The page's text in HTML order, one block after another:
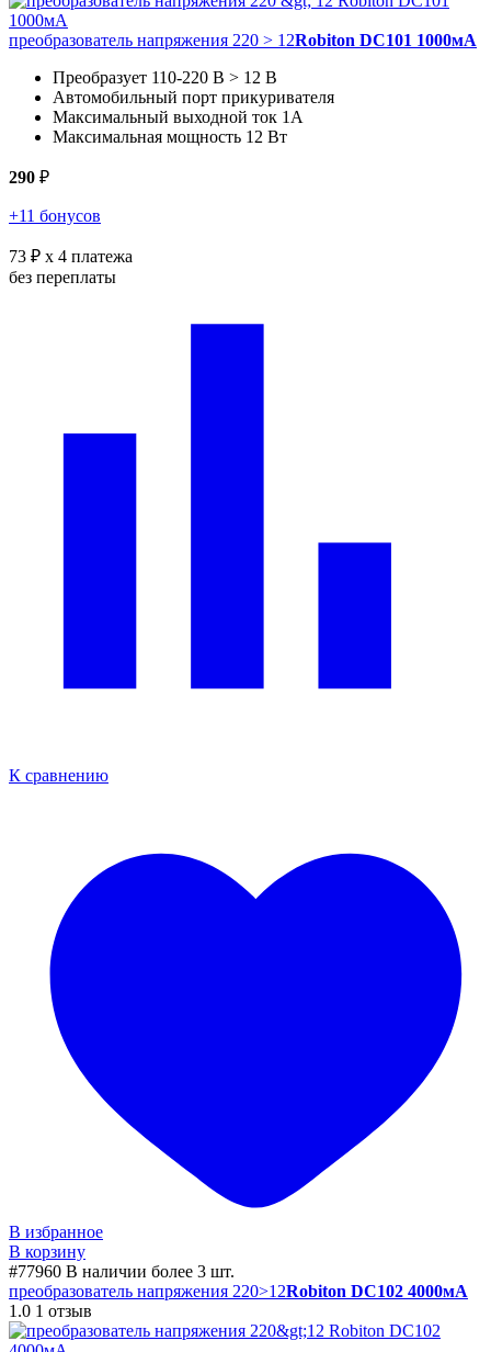
преобразователь напряжения 220 > 12Robiton DC101 1000мА
Преобразует 110-220 В > 12 В
Автомобильный порт прикуривателя
Максимальный выходной ток 1А
Максимальная мощность 12 Вт
290 ₽
+11 бонусов
73 ₽ x 4 платежа
без переплаты
К сравнению
В избранное
В корзину
#77960 В наличии более 3 шт.
преобразователь напряжения 220>12Robiton DC102 4000мА
1.0 1 отзыв